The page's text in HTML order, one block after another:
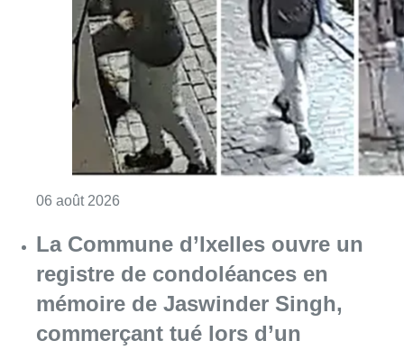
06 août 2026
La Commune d’Ixelles ouvre un
registre de condoléances en
mémoire de Jaswinder Singh,
commerçant tué lors d’un